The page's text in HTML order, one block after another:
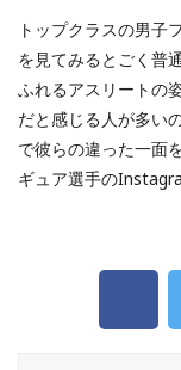
トップクラスの男
を見てみるとごく普
ふれるアスリートの
だと感じる人が多い
で彼らの違った一面
ギュア選手の